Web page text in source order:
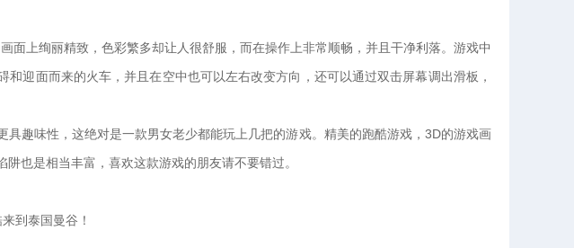
上绚丽精致，色彩繁多却让人很舒服，而在操作上非常顺畅，并且干净利落。游戏中
迎面而来的火车，并且在空中也可以左右改变方向，还可以通过双击屏幕调出滑板，
趣味性，这绝对是一款男女老少都能玩上几把的游戏。精美的跑酷游戏，3D的游戏画
也是相当丰富，喜欢这款游戏的朋友请不要错过。
到泰国曼谷！